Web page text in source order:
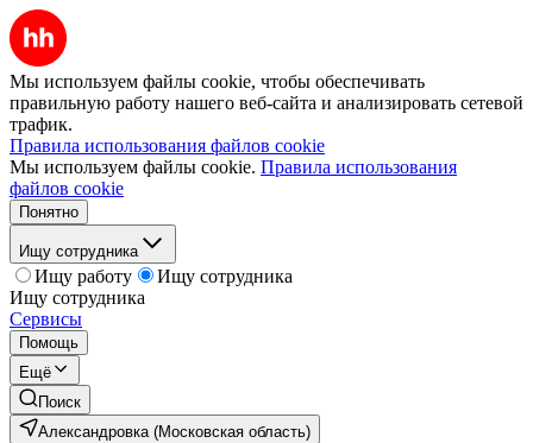
Мы используем файлы cookie, чтобы обеспечивать
правильную работу нашего веб-сайта и анализировать сетевой
трафик.
Правила использования файлов cookie
Мы используем файлы cookie. Правила использования
файлов cookie
Понятно
Ищу сотрудника
Ищу работу
Ищу сотрудника
Ищу сотрудника
Сервисы
Помощь
Ещё
Поиск
Александровка (Московская область)